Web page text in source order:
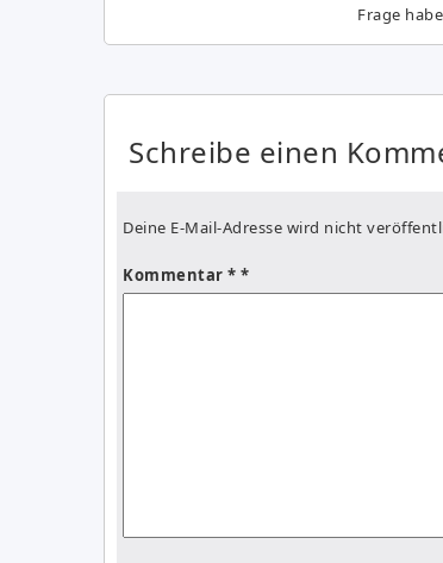
Frage
Schreibe einen
Deine E-Mail-Adresse wird nicht
Kommentar *